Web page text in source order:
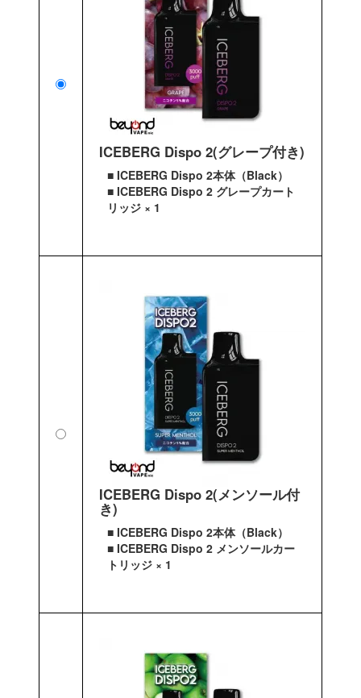
ICEBERG Dispo 2(グレープ付き)
■ ICEBERG Dispo 2本体（Black）
■ ICEBERG Dispo 2 グレープカート
リッジ × 1
ICEBERG Dispo 2(メンソール付
き)
■ ICEBERG Dispo 2本体（Black）
■ ICEBERG Dispo 2 メンソールカー
トリッジ × 1